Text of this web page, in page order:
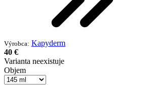
Výrobca: Kapyderm
40 €
Varianta neexistuje
Objem